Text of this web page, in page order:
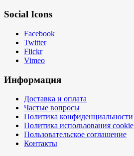
Social Icons
Facebook
Twitter
Flickr
Vimeo
Информация
Доставка и оплата
Частые вопросы
Политика конфиденциальности
Политика использования cookie
Пользовательское соглашение
Контакты